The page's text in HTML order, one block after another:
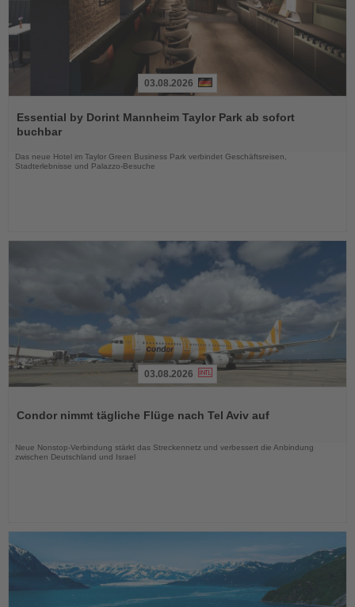
Sie
die
03.08.2026
Essential by Dorint Mannheim Taylor Park ab sofort
buchbar
Das neue Hotel im Taylor Green Business Park verbindet Geschäftsreisen,
Stadterlebnisse und Palazzo-Besuche
die
03.08.2026
Condor nimmt tägliche Flüge nach Tel Aviv auf
Neue Nonstop-Verbindung stärkt das Streckennetz und verbessert die Anbindung
zwischen Deutschland und Israel